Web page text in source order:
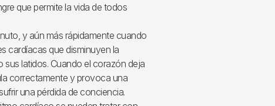
que permite la vida de todos
y aún más rápidamente cuando
cardíacas que disminuyen la
latidos. Cuando el corazón deja
correctamente y provoca una
una pérdida de conciencia.